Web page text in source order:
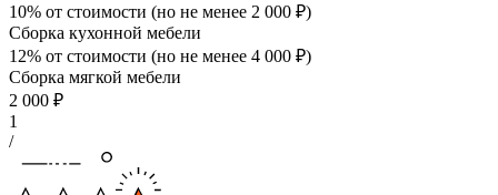
10% от стоимости (но не менее 2 000 ₽)
Сборка кухонной мебели
12% от стоимости (но не менее 4 000 ₽)
Сборка мягкой мебели
2 000 ₽
1
/